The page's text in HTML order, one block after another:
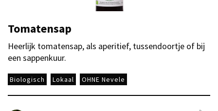
Tomatensap
Heerlijk tomatensap, als aperitief, tussendoortje of bij
een sappenkuur.
Biologisch Lokaal OHNE Nevele